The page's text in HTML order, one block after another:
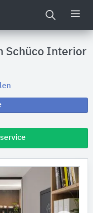
Schüco Interior